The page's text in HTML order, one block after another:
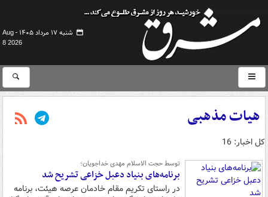
شنبه ۱۷ مرداد ۱۴۰۵ -
Aug
8 2026
هیات مذهبی
کل اخبار: 16
توسط حجت الاسلام مهدی خداجویان؛
برنامه‌های بنیاد دعبل خزاعی تشریح شد
در راستای تکریم مقام خادمان عرصه هیئت، برنامه